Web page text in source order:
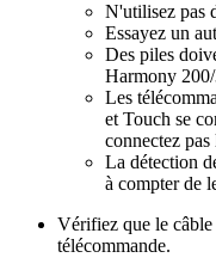
N'utilisez pas
Essayez un
Des piles
Harmony
Les
et Touch se
connectez
La détection
à compter de
Vérifiez que le
télécommande.